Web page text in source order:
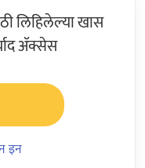
लिहिलेल्या खास
ॲक्सेस
इन